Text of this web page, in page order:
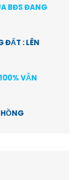
BĐS ĐANG
ĐẤT : LÊN
VẪN